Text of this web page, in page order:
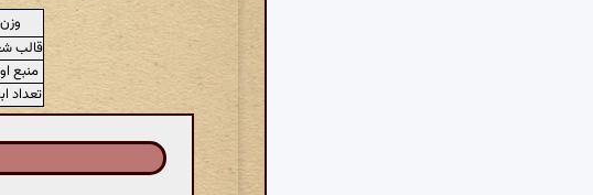
قالب
منبع
تعداد